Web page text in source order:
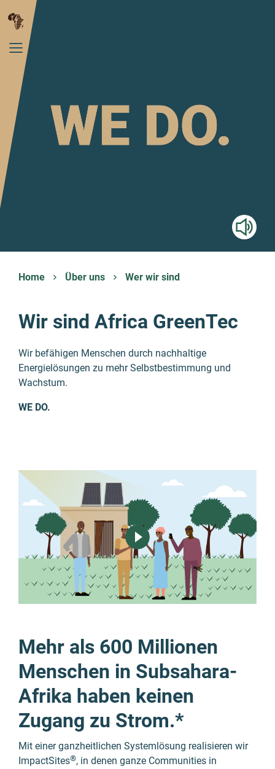
Home Über uns Wer wir sind
Wir sind Africa GreenTec
Wir befähigen Menschen durch nachhaltige
Energielösungen zu mehr Selbstbestimmung und
Wachstum.
WE DO.
Mehr als 600 Millionen
Menschen in Subsahara-
Afrika haben keinen
Zugang zu Strom.*
Mit einer ganzheitlichen Systemlösung realisieren wir
ImpactSites®, in denen ganze Communities in